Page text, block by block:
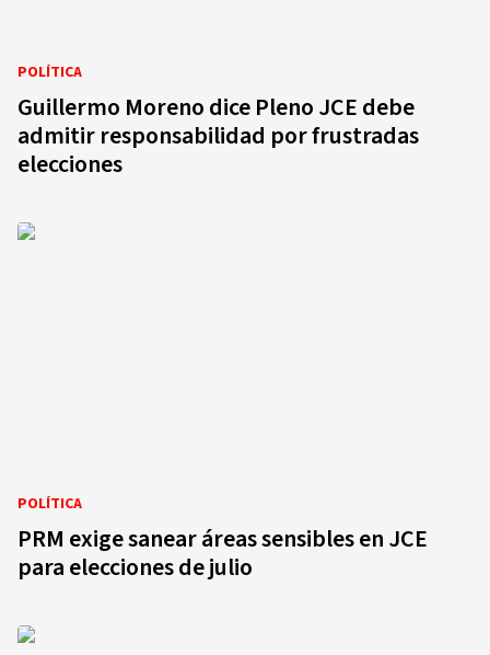
POLÍTICA
Guillermo Moreno dice Pleno JCE debe
admitir responsabilidad por frustradas
elecciones
POLÍTICA
PRM exige sanear áreas sensibles en JCE
para elecciones de julio